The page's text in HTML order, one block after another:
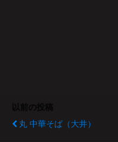
丸 中華そば（大井）